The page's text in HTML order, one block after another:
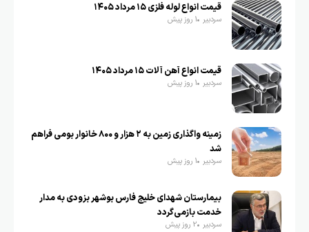
قیمت انواع لوله فلزی ۱۵ مرداد ۱۴۰۵
سردبیر 1 روز پیش
قیمت انواع آهن آلات ۱۵ مرداد ۱۴۰۵
سردبیر 1 روز پیش
زمینه واگذاری زمین به ۲ هزار و ۸۰۰ خانوار بومی فراهم
شد
سردبیر 1 روز پیش
بیمارستان شهدای خلیج فارس بوشهر بزودی به مدار
خدمت بازمی‌گردد
سردبیر 2 روز پیش